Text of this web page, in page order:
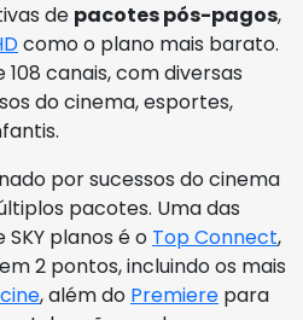
de pacotes pós-pagos,
como o plano mais barato.
canais, com diversas
do cinema, esportes,
por sucessos do cinema
pacotes. Uma das
planos é o Top Connect,
2 pontos, incluindo os mais
, além do Premiere para